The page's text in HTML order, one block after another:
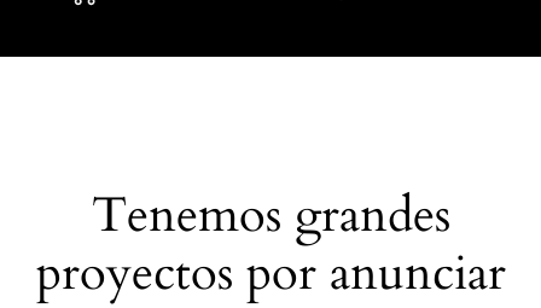
Tenemos grandes
proyectos por anunciar